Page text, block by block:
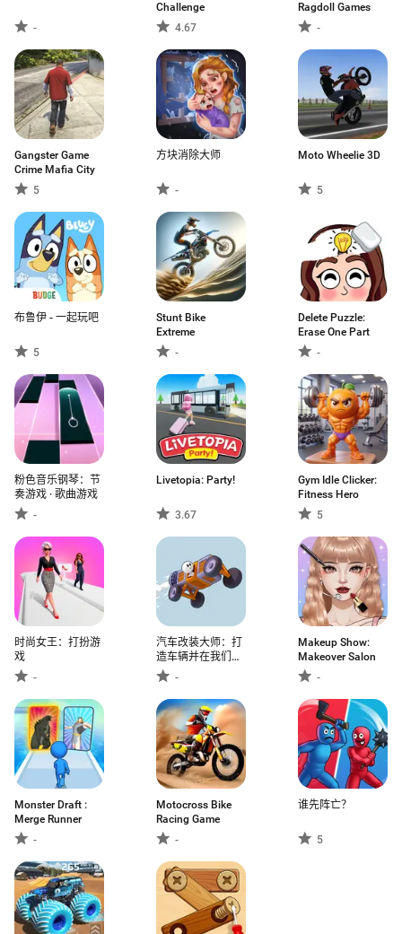
-
Challenge
4.67
Ragdoll Games
-
Gangster Game
Crime Mafia City
5
方块消除大师
-
Moto Wheelie 3D
5
布鲁伊 - 一起玩吧
5
Stunt Bike
Extreme
-
Delete Puzzle:
Erase One Part
-
粉色音乐钢琴：节
奏游戏 · 歌曲游戏
-
Livetopia: Party!
3.67
Gym Idle Clicker:
Fitness Hero
5
时尚女王：打扮游
戏
-
汽车改装大师：打
造车辆并在我们的
赛车模拟器游戏中
获胜
-
Makeup Show:
Makeover Salon
-
Monster Draft :
Merge Runner
-
Motocross Bike
Racing Game
-
谁先阵亡？
5